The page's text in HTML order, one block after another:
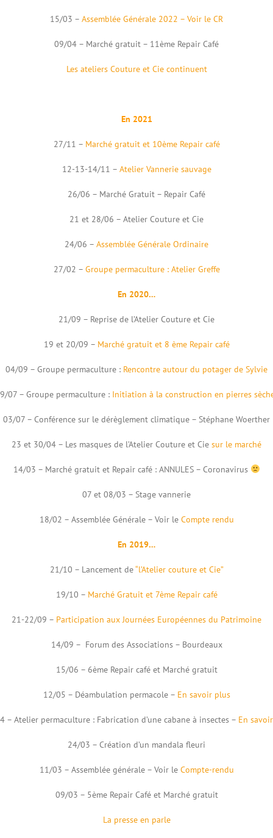
15/03 – Assemblée Générale 2022 – Voir le CR
09/04 – Marché gratuit – 11ème Repair Café
Les ateliers Couture et Cie continuent
En 2021
27/11 – Marché gratuit et 10ème Repair café
12-13-14/11 – Atelier Vannerie sauvage
26/06 – Marché Gratuit – Repair Café
21 et 28/06 – Atelier Couture et Cie
24/06 – Assemblée Générale Ordinaire
27/02 – Groupe permaculture : Atelier Greffe
En 2020…
21/09 – Reprise de l’Atelier Couture et Cie
19 et 20/09 – Marché gratuit et 8 ème Repair café
04/09 – Groupe permaculture : Rencontre autour du potager de Sylvie
07 – Groupe permaculture : Initiation à la construction en pierres
03/07 – Conférence sur le dérèglement climatique – Stéphane Woerther
23 et 30/04 – Les masques de l’Atelier Couture et Cie sur le marché
14/03 – Marché gratuit et Repair café : ANNULES – Coronavirus
07 et 08/03 – Stage vannerie
18/02 – Assemblée Générale – Voir le Compte rendu
En 2019…
21/10 – Lancement de“l’Atelier couture et Cie”
19/10 – Marché Gratuit et 7ème Repair café
21-22/09 – Participation aux Journées Européennes du Patrimoine
14/09 – Forum des Associations – Bourdeaux
15/06 – 6ème Repair café et Marché gratuit
12/05 – Déambulation permacole – En savoir plus
– Atelier permaculture : Fabrication d’une cabane à insectes – En
24/03 – Création d’un mandala fleuri
11/03 – Assemblée générale – Voir le Compte-rendu
09/03 – 5ème Repair Café et Marché gratuit
La presse en parle